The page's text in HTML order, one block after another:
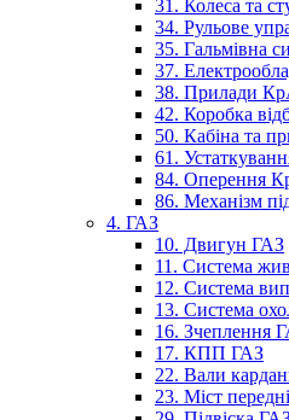
31. Колеса та
34. Рульове
35. Гальмівна
37.
38. Прилади
42. Коробка
50. Кабіна та
61.
84. Оперення
86. Механізм
4. ГАЗ
10. Двигун ГАЗ
11. Система
12. Система
13. Система
16. Зчеплення
17. КПП ГАЗ
22. Вали
23. Міст